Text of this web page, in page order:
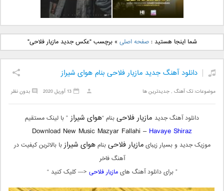
دانلود آهنگ جدید بهنام
بانی بنام قرص قمر 2
دانلود آهنگ جدید علی
یاسینی بنام دورترین نزدیک
شما اینجا هستید :صفحه اصلی »برچسب "عکس جدید مازیار فلاحی"
دانلود آهنگ جدید مازیار فلاحی بنام هوای شیراز
موضوعات:تک آهنگ ,جدیدترین ها بدون نظر 13 آوریل 2020
دانلود آهنگ جدید مازیار فلاحیبنام “هوای شیراز” با لینک مستقیم
Download New Music Mazyar Fallahi – Havaye Shiraz
موزیک جدید و بسیار زیبایمازیار فلاحیبنامهوای شیرازبا بالاترین کیفیت در
آهنگ فاخر
” برای دانلود آهنگ هایمازیار فلاحی <— کلیک کنید “